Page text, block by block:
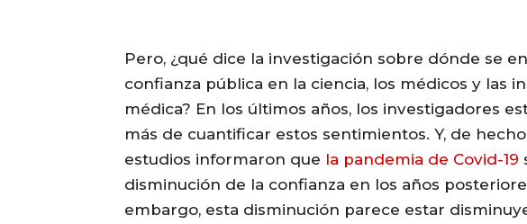
Pero, ¿qué dice la investigación sobre dónde se
confianza pública en la ciencia, los médicos y las
médica? En los últimos años, los investigadores
más de cuantificar estos sentimientos. Y, de
estudios informaron que la pandemia de Covid-19
disminución de la confianza en los años
embargo, esta disminución parece estar